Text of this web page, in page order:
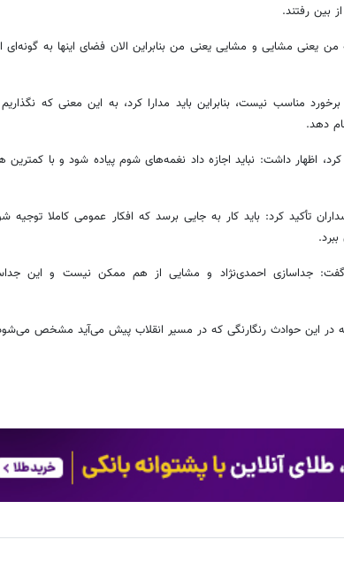
بین رفتند.
من یعنی مشایی و مشایی یعنی من بنابراین الان فضای اینها به
مناسب نیست، بنابراین باید مدارا کرد، به این معنی که نگذاریم
دهد.
اظهار داشت: نباید اجازه داد نغمه‌های شوم پیاده شود و با کمترین
تأکید کرد: باید کار به جایی برسد که افکار عمومی کاملا توجیه
گفت: جداسازی احمدی‌نژاد و مشایی از هم ممکن نیست و این
در این حوادث رنگارنگی که در مسیر انقلاب پیش می‌آید مشخص